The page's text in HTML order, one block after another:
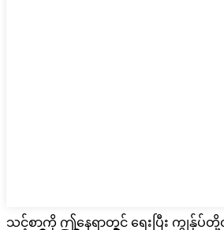
သင့်စာကို ဤနေရာတွင် ရေးပြီး ကျွန်ုပ်တို့